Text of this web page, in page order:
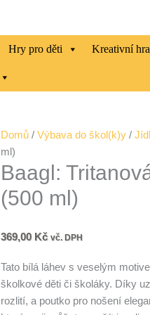
Hry pro děti Kreativní
Domů / Výbava do škol(k)y /
ml)
Baagl:
(500 ml)
369,00 Kč vč. DPH
Tato bílá láhev s veselým
školkové děti či školáky. Díky
rozlití, a poutko pro nošení
Baagl:
Tritanová
láhev
pití
(500
množství